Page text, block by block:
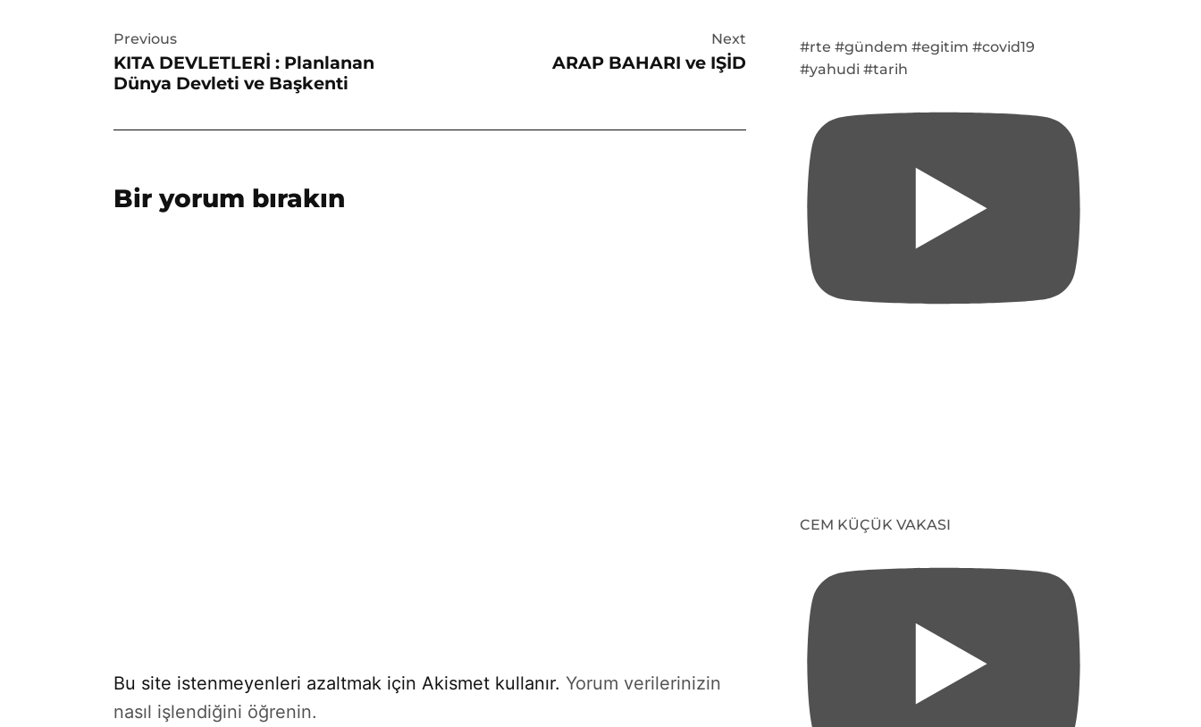
gezinmesi
Previous
KITA DEVLETLERİ : Planlanan
Dünya Devleti ve Başkenti
Next
ARAP BAHARI ve IŞİD
Bir yorum bırakın
Bu site istenmeyenleri azaltmak için Akismet kullanır.Yorum verilerinizin
nasıl işlendiğini öğrenin.
#rte #gündem #egitim #covid19
#yahudi #tarih
CEM KÜÇÜK VAKASI